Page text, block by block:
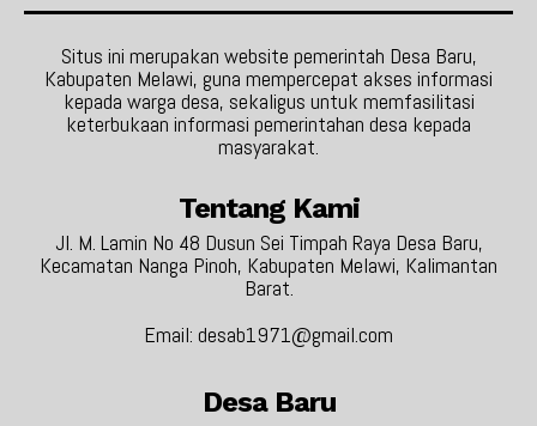
Situs ini merupakan website pemerintah Desa Baru,
Kabupaten Melawi, guna mempercepat akses informasi
kepada warga desa, sekaligus untuk memfasilitasi
keterbukaan informasi pemerintahan desa kepada
masyarakat.
Tentang Kami
Jl. M. Lamin No 48 Dusun Sei Timpah Raya Desa Baru,
Kecamatan Nanga Pinoh, Kabupaten Melawi, Kalimantan
Barat.
Email: desab1971@gmail.com
Desa Baru